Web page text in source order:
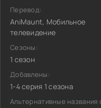
Перевод:
AniMaunt, Мобильное
телевидение
Сезоны:
1 сезон
Добавлены:
1-4 серия 1 сезона
Альтернативные названия